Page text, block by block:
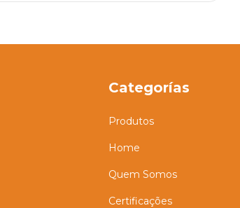
Categorías
Produtos
Home
Quem Somos
Certificações